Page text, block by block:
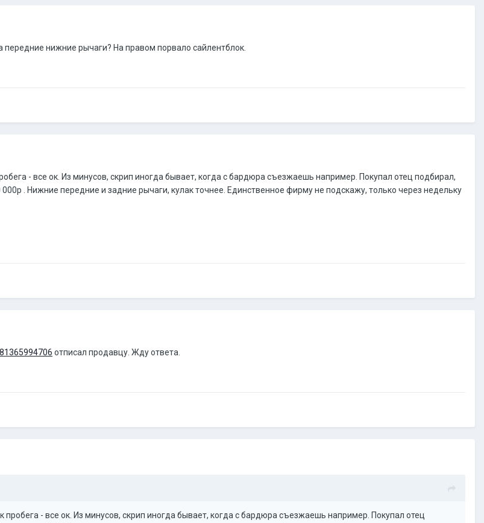
передние нижние рычаги? На правом порвало сайлентблок.
- все ок. Из минусов, скрип иногда бывает, когда с бардюра съезжаешь например. Покупал отец подбирал,
000р . Нижние передние и задние рычаги, кулак точнее. Единственное фирму не подскажу, только через недельку
отписал продавцу. Жду ответа.
пробега - все ок. Из минусов, скрип иногда бывает, когда с бардюра съезжаешь например. Покупал отец